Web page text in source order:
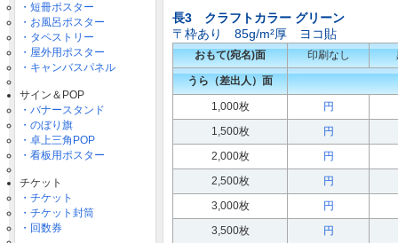
・短冊ポスター
・お風呂ポスター
・タペストリー
・屋外用ポスター
・キャンバスパネル
サイン＆POP
・バナースタンド
・のぼり旗
・卓上三角POP
・看板用ポスター
チケット
・チケット
・チケット封筒
・回数券
長3 クラフトカラー グリーン
〒枠あり 85g/m²厚 ヨコ貼
おもて(宛名)面 印刷なし
うら（差出人）面
1,000枚
円
1,500枚
円
2,000枚
円
2,500枚
円
3,000枚
円
3,500枚
円